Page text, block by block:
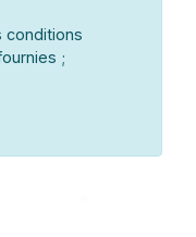
conditions
;